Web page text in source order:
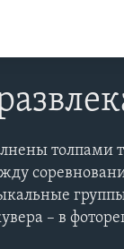
толпами
– в